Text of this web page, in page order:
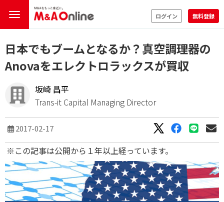
ログイン 無料登録
​日本でもブームとなるか？真空調理器の
Anovaをエレクトロラックスが買収
坂崎 昌平
Trans-it Capital Managing Director
2017-02-17
※この記事は公開から１年以上経っています。